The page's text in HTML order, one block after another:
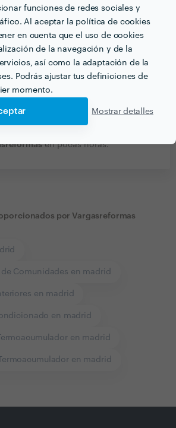
funciones de redes sociales y
Al aceptar la política de cookies
en cuenta que el uso de cookies
de la navegación y de la
así como la adaptación de la
Podrás ajustar tus definiciones de
momento.
Mostrar detalles
en pocas horas.
por Vargasreformas
Comunidades en madrid
en madrid
en madrid
en madrid
en madrid